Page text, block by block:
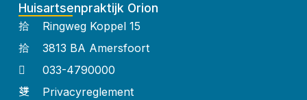
Huisartsenpraktijk Orion
Ringweg Koppel 15
3813 BA Amersfoort
033-4790000
Privacyreglement